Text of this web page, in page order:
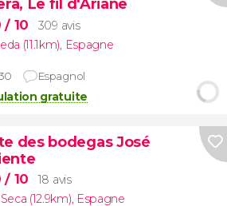
/ 10
309 avis
(11.1km) Espagne
Espagnol
gratuite
des bodegas José
/ 10
18 avis
(12.9km), Espagne